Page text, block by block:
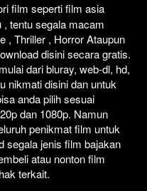
film seperti film asia
tentu segala macam
, Thriller , Horror Ataupun
disini secara gratis.
dari bluray, web-dl, hd,
nikmati disini dan untuk
anda pilih sesuai
dan 1080p. Namun
penikmat film untuk
segala jenis film bajakan
atau nonton film
terkait.